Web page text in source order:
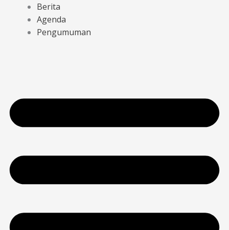
Berita
Agenda
Pengumuman